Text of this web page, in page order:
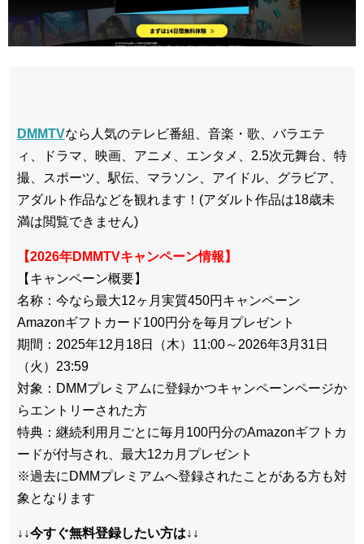
DMMTVなら人気のテレビ番組、音楽・歌、バラエテ
ィ、ドラマ、映画、アニメ、エンタメ、2.5次元舞台、特
撮、スポーツ、駅伝、マラソン、アイドル、グラビア、
アダルト作品などを観れます！(アダルト作品は18歳未
満は閲覧できません)
【2026年DMMTVキャンペーン情報】
【キャンペーン概要】
名称：今なら最大12ヶ月実質450円キャンペーン
Amazonギフトカード100円分を毎月プレゼント
期間：2025年12月18日（木）11:00～2026年3月 31日
（火）23:59
対象：DMMプレミアムに登録かつキャンペーンページか
らエント リーされた方
特典：継続利用月ごとに毎月100円分のAmazonギフトカ
ー ドが付与され、最大12カ月プレゼント
※過去にDMMプレミアムへ登録されたことがある方も対
象となり ます
↓↓今すぐ無料登録したい方は↓↓